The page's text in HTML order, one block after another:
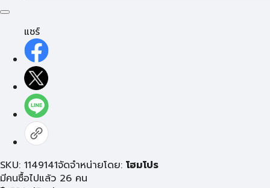
แชร์
SKU: 1149141จัดจำหน่ายโดย: โฮมโปร
มีคนซื้อไปแล้ว 26 คน